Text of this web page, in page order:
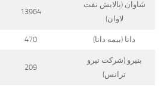
شاوان (پالایش نفت
لاوان)
13964
دانا (بیمه دانا) 470
بنیرو (شرکت نیرو
ترانس)
209